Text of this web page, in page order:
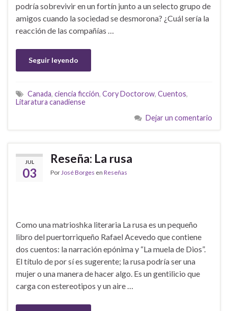
podría sobrevivir en un fortín junto a un selecto grupo de
amigos cuando la sociedad se desmorona? ¿Cuál sería la
reacción de las compañías …
Seguir leyendo
Canada, ciencia ficción, Cory Doctorow, Cuentos,
Litaratura canadiense
Dejar un comentario
JUL
03
Reseña: La rusa
Por José Borges en Reseñas
Como una matrioshka literaria La rusa es un pequeño
libro del puertorriqueño Rafael Acevedo que contiene
dos cuentos: la narración epónima y “La muela de Dios”.
El título de por sí es sugerente; la rusa podría ser una
mujer o una manera de hacer algo. Es un gentilicio que
carga con estereotipos y un aire …